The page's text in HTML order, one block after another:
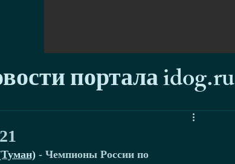
портала idog.ru
- Чемпионы России по